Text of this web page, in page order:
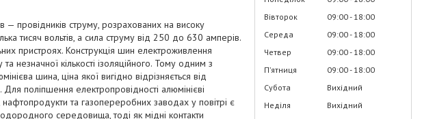
— провідників струму, розрахованих на високу
тисяч вольтів, а сила струму від 250 до 630 амперів.
пристроях. Конструкція шин електроживлення
незначної кількості ізоляційного. Тому одним з
шина, ціна якої вигідно відрізняється від
поліпшення електропровідності алюмінієві
та газопереробних заводах у повітрі є
середовища, тоді як мідні контакти
Вівторок
09:00 18:00
Середа
09:00 18:00
Четвер
09:00 18:00
Пʼятниця
09:00 18:00
Субота
Вихідний
Неділя
Вихідний